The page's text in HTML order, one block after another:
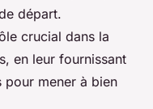
départ.
crucial dans la
en leur fournissant
pour mener à bien